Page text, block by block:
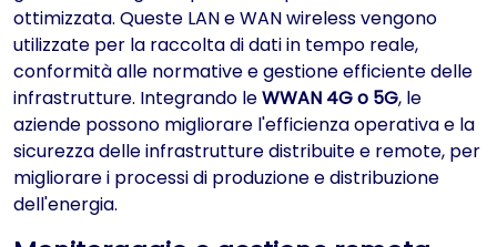
ottimizzata. Queste LAN e WAN wireless vengono
utilizzate per la raccolta di dati in tempo reale,
conformità alle normative e gestione efficiente delle
infrastrutture. Integrando leWWAN 4G o 5G, le
aziende possono migliorare l'efficienza operativa e la
sicurezza delle infrastrutture distribuite e remote, per
migliorare i processi di produzione e distribuzione
dell'energia.